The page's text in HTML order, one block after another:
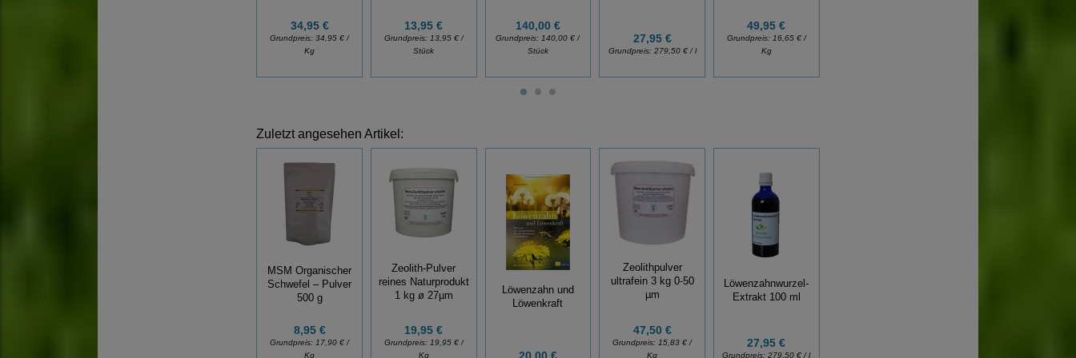
34,95 €
Grundpreis:34,95 € /
Kg
13,95 €
Grundpreis: 13,95 € /
Stück
140,00 €
Grundpreis: 140,00 € /
Stück
27,95 €
Grundpreis: 279,50 € / l
49,95 €
Grundpreis: 16,65 € /
Kg
Zuletzt angesehen Artikel:
MSM Organischer
Schwefel – Pulver
500 g
8,95 €
Grundpreis: 17,90 € /
Kg
Zeolith-Pulver
reines Naturprodukt
1 kg ø 27µm
19,95 €
Grundpreis: 19,95 € /
Kg
Löwenzahn und
Löwenkraft
20,00 €
Zeolithpulver
ultrafein 3 kg 0-50
µm
47,50 €
Grundpreis: 15,83 € /
Kg
Löwenzahnwurzel-
Extrakt 100 ml
27,95 €
Grundpreis:279,50 € / l